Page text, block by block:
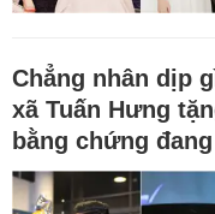
Chẳng nhân dịp
xã Tuấn Hưng
bằng chứng